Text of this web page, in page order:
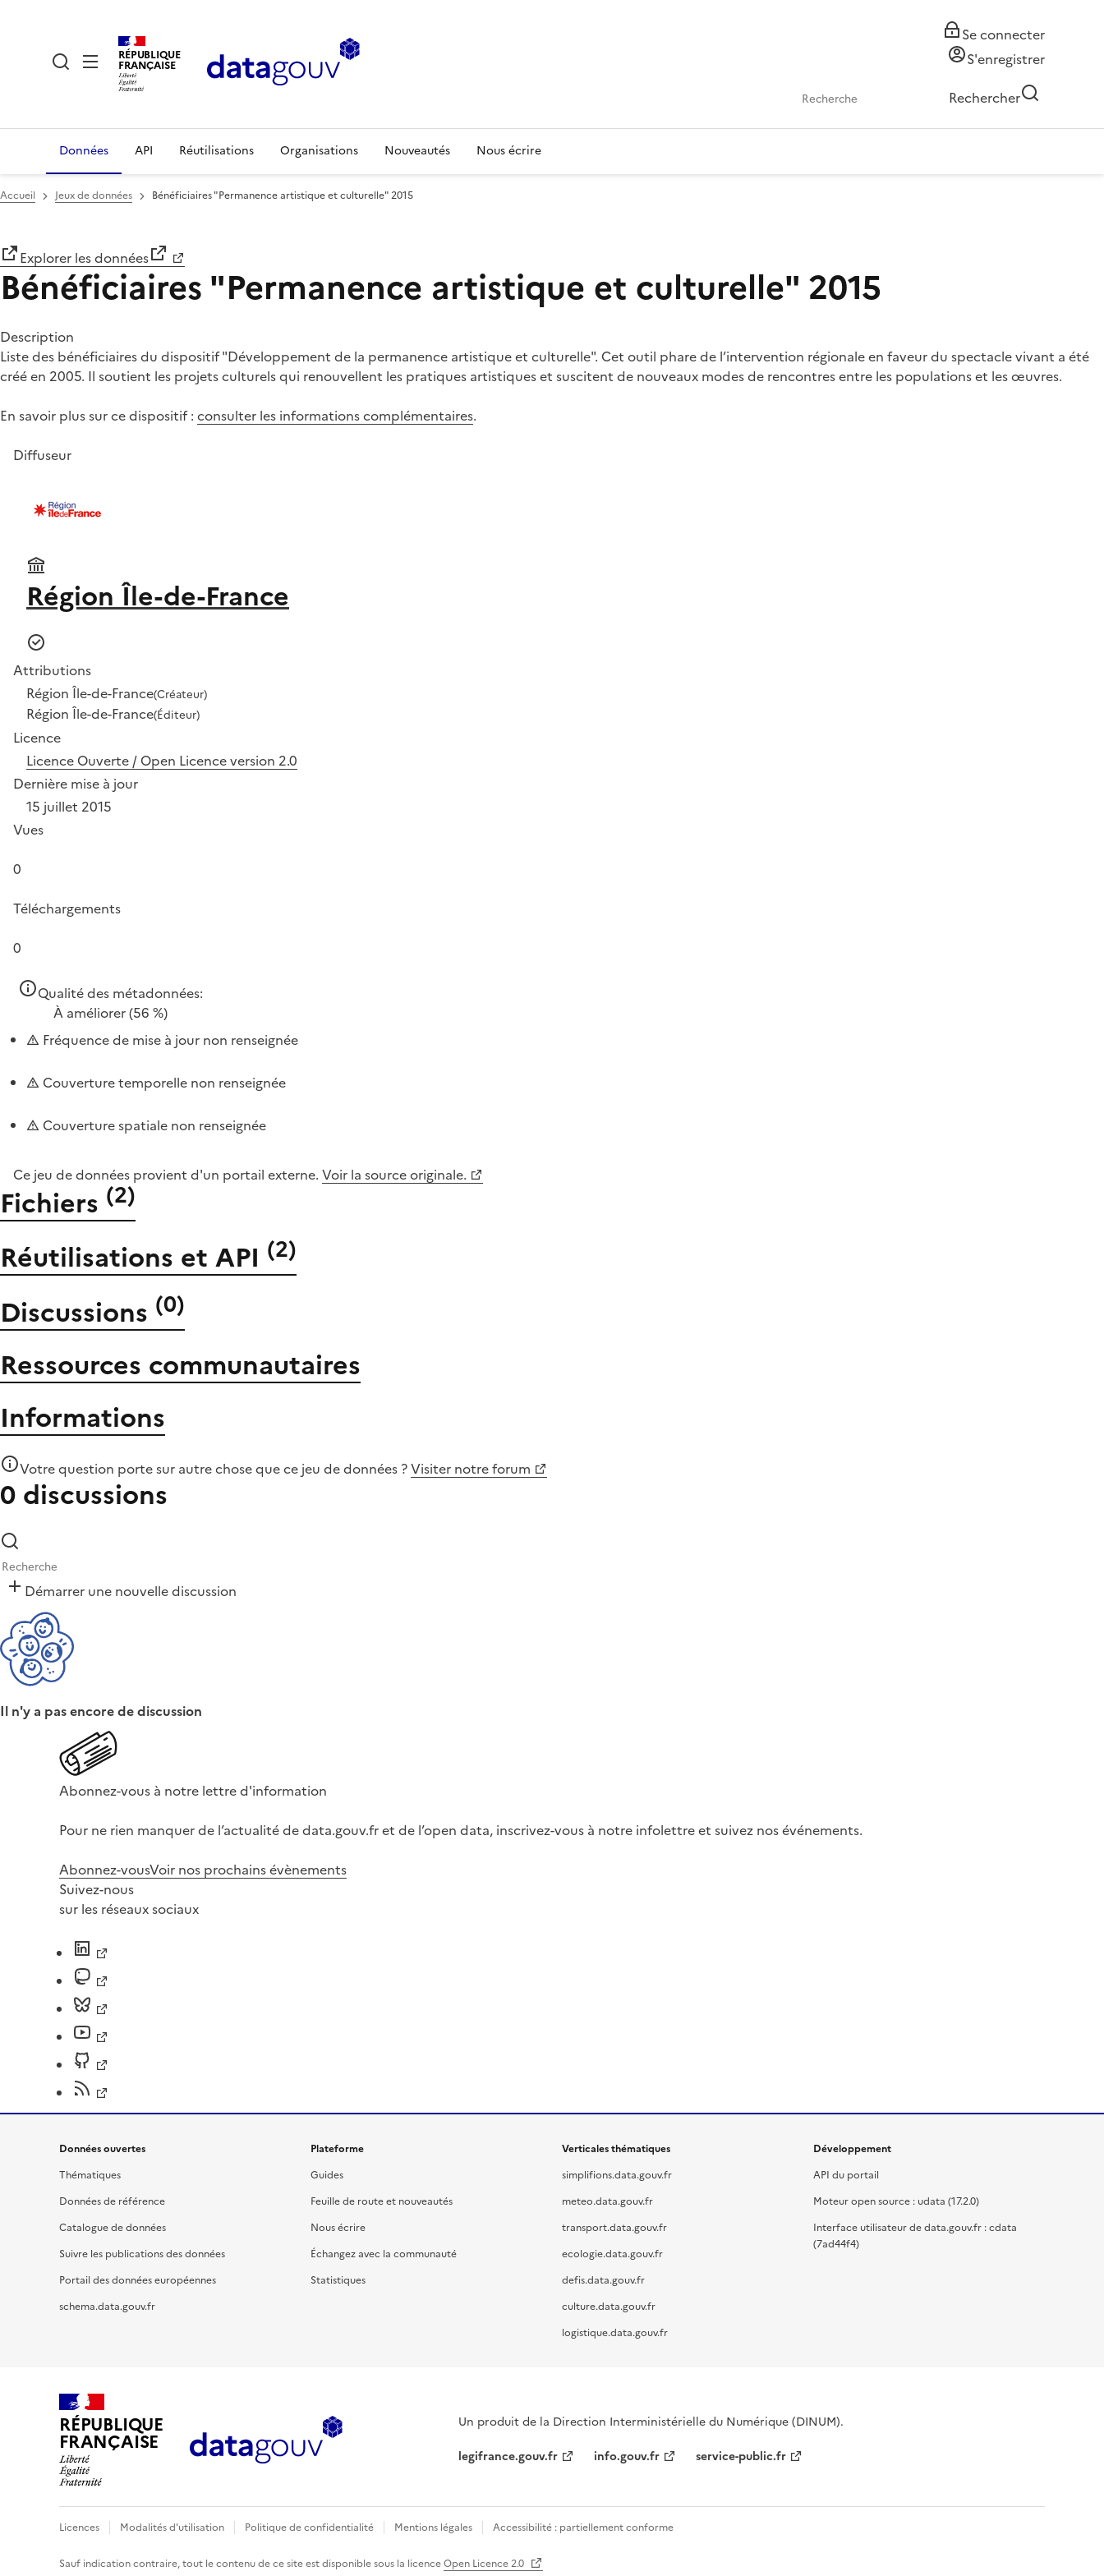
RÉPUBLIQUE
FRANÇAISE
Se connecter
S'enregistrer
Rechercher
Données API Réutilisations Organisations Nouveautés Nous écrire
Accueil Jeux de données Bénéficiaires "Permanence artistique et culturelle" 2015
Explorer les données
Bénéficiaires "Permanence artistique et culturelle" 2015
Description
Liste des bénéficiaires du dispositif "Développement de la permanence artistique et culturelle". Cet outil phare de l’intervention régionale en faveur du spectacle vivant a été
créé en 2005. Il soutient les projets culturels qui renouvellent les pratiques artistiques et suscitent de nouveaux modes de rencontres entre les populations et les œuvres.
En savoir plus sur ce dispositif : consulter les informations complémentaires.
Diffuseur
Région Île-de-France
Attributions
Région Île-de-France(Créateur)
Région Île-de-France(Éditeur)
Licence
Licence Ouverte / Open Licence version 2.0
Dernière mise à jour
15 juillet 2015
Vues
0
Téléchargements
0
Qualité des métadonnées:
À améliorer(56 %)
Fréquence de mise à jour non renseignée
Couverture temporelle non renseignée
Couverture spatiale non renseignée
Ce jeu de données provient d'un portail externe. Voir la source originale.
Fichiers (2)
Réutilisations et API (2)
Discussions (0)
Ressources communautaires
Informations
Votre question porte sur autre chose quece jeu de données ?Visiter notre forum
0 discussions
Démarrer une nouvelle discussion
Il n'y a pas encore de discussion
Abonnez-vous à notre lettre d'information
Pour ne rien manquer de l’actualité de data.gouv.fr et de l’open data, inscrivez-vous à notre infolettre et suivez nos événements.
Abonnez-vousVoir nos prochains évènements
Suivez-nous
sur les réseaux sociaux
Données ouvertes
Thématiques
Données de référence
Catalogue de données
Suivre les publications des données
Portail des données européennes
schema.data.gouv.fr
Plateforme
Guides
Feuille de route et nouveautés
Nous écrire
Échangez avec la communauté
Statistiques
Verticales thématiques
simplifions.data.gouv.fr
meteo.data.gouv.fr
transport.data.gouv.fr
ecologie.data.gouv.fr
defis.data.gouv.fr
culture.data.gouv.fr
logistique.data.gouv.fr
Développement
API du portail
Moteur open source : udata (17.2.0)
Interface utilisateur de data.gouv.fr : cdata
(7ad44f4)
RÉPUBLIQUE
FRANÇAISE
Un produit de la Direction Interministérielle du Numérique (DINUM).
legifrance.gouv.fr
info.gouv.fr service-public.fr
Licences Modalités d'utilisation Politique de confidentialité Mentions légales Accessibilité : partiellement conforme
Sauf indication contraire, tout le contenu de ce site est disponible sous la licenceOpen Licence 2.0